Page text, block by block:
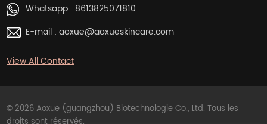
Whatsapp : 8613825071810
E-mail : aoxue@aoxueskincare.com
View All Contact
© 2026 Aoxue (guangzhou) Biotechnologie Co., Ltd. Tous les